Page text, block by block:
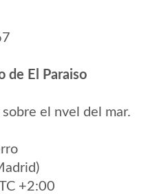
de El Paraiso
el nvel del mar.
+2:00